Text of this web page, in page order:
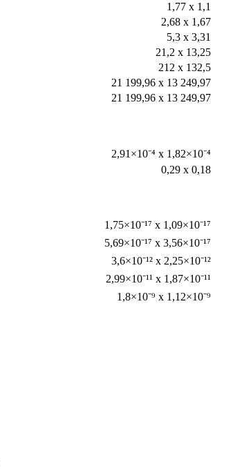
1,77 x 1,1
2,68 x 1,67
5,3 x 3,31
21,2 x 13,25
212 x 132,5
21 199,96 x 13 249,97
21 199,96 x 13 249,97
2,91×10⁻⁴ x 1,82×10⁻⁴
0,29 x 0,18
1,75×10⁻¹⁷ x 1,09×10⁻¹⁷
5,69×10⁻¹⁷ x 3,56×10⁻¹⁷
3,6×10⁻¹² x 2,25×10⁻¹²
2,99×10⁻¹¹ x 1,87×10⁻¹¹
1,8×10⁻⁹ x 1,12×10⁻⁹